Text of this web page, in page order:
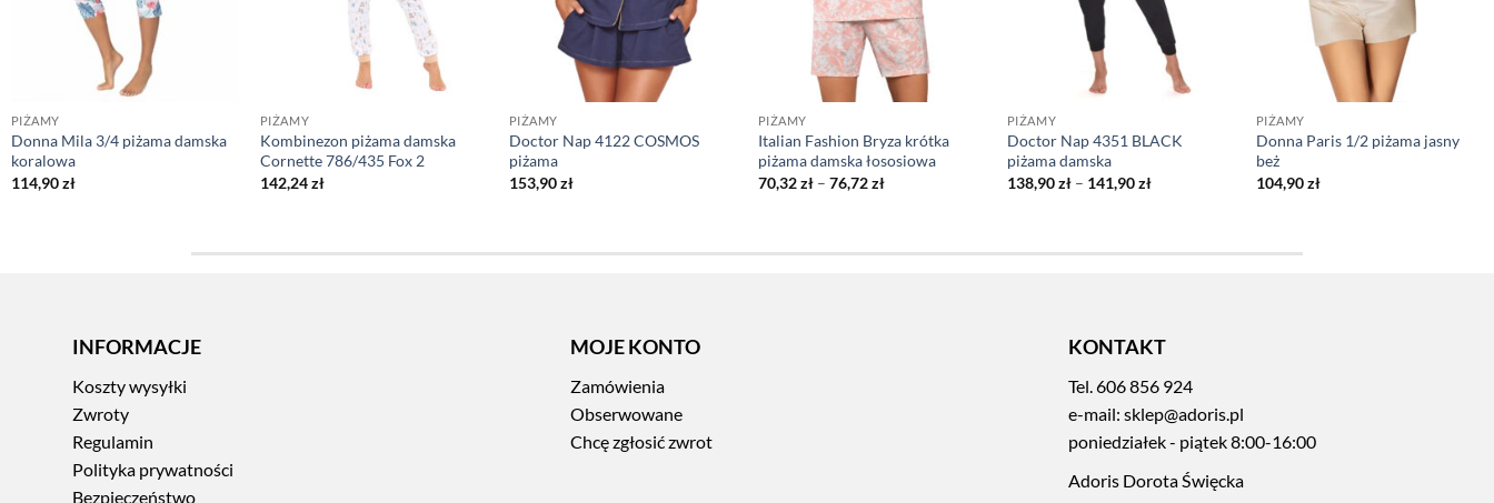
PIŻAMY
Donna Mila 3/4 piżama damska
koralowa
114,90zł
PIŻAMY
Kombinezon piżama damska
Cornette 786/435 Fox 2
142,24zł
PIŻAMY
Doctor Nap 4122 COSMOS
piżama
153,90zł
PIŻAMY
Italian Fashion Bryza krótka
piżama damska łososiowa
70,32zł – 76,72złZakres
76,72 zł
PIŻAMY
Doctor Nap 4351 BLACK
piżama damska
138,90zł – 141,90złZakres
141,90 zł
PIŻAMY
Donna Paris 1/2 piżama jasny
beż
104,90zł
INFORMACJE
Koszty wysyłki
Zwroty
Regulamin
Polityka prywatności
Bezpieczeństwo
MOJE KONTO
Zamówienia
Obserwowane
Chcę zgłosić zwrot
KONTAKT
Tel.606 856 924
e-mail: sklep@adoris.pl
poniedziałek - piątek 8:00-16:00
Adoris Dorota Święcka